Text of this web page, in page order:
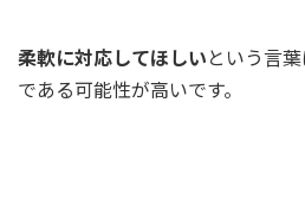
柔軟に対応してほしいという言葉
である可能性が高いです。